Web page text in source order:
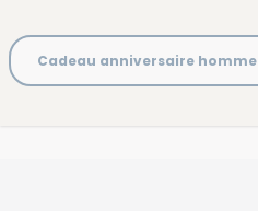
Cadeau anniversaire homme